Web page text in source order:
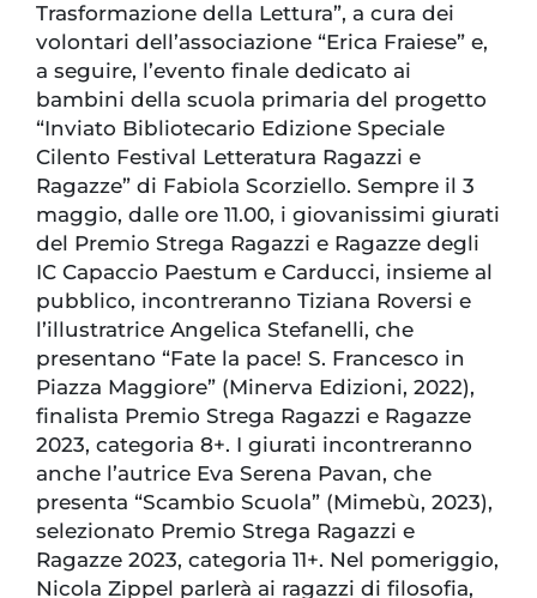
Trasformazione della Lettura”, a cura dei
volontari dell’associazione “Erica Fraiese” e,
a seguire, l’evento finale dedicato ai
bambini della scuola primaria del progetto
“Inviato Bibliotecario Edizione Speciale
Cilento Festival Letteratura Ragazzi e
Ragazze” di Fabiola Scorziello. Sempre il 3
maggio, dalle ore 11.00, i giovanissimi giurati
del Premio Strega Ragazzi e Ragazze degli
IC Capaccio Paestum e Carducci, insieme al
pubblico, incontreranno Tiziana Roversi e
l’illustratrice Angelica Stefanelli, che
presentano “Fate la pace! S. Francesco in
Piazza Maggiore” (Minerva Edizioni, 2022),
finalista Premio Strega Ragazzi e Ragazze
2023, categoria 8+. I giurati incontreranno
anche l’autrice Eva Serena Pavan, che
presenta “Scambio Scuola” (Mimebù, 2023),
selezionato Premio Strega Ragazzi e
Ragazze 2023, categoria 11+. Nel pomeriggio,
Nicola Zippel parlerà ai ragazzi di filosofia,